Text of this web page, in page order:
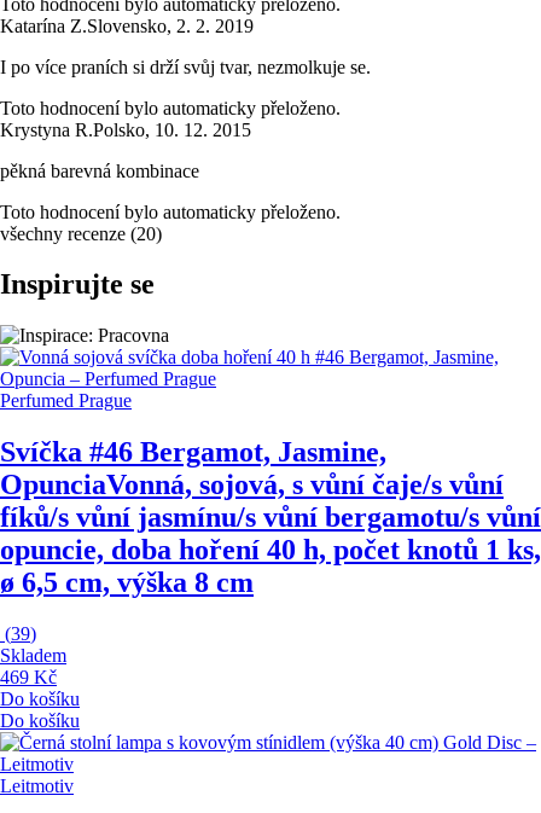
Katarína Z.Slovensko, 2. 2. 2019
I po více praních si drží svůj tvar, nezmolkuje se.
Toto hodnocení bylo automaticky přeloženo.
Krystyna R.Polsko, 10. 12. 2015
pěkná barevná kombinace
Toto hodnocení bylo automaticky přeloženo.
všechny recenze (20)
Inspirujte se
Perfumed Prague
Svíčka #46 Bergamot, Jasmine,
OpunciaVonná, sojová, s vůní čaje/s vůní
fíků/s vůní jasmínu/s vůní bergamotu/s vůní
opuncie, doba hoření 40 h, počet knotů 1 ks,
ø 6,5 cm, výška 8 cm
(39)
Skladem
469 Kč
Do košíku
Do košíku
Leitmotiv